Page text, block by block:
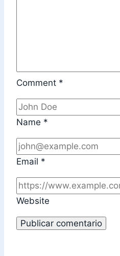
Comment *
Name *
Email *
Website